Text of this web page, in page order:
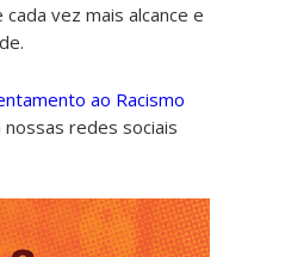
vez mais alcance e
ao Racismo
nossas redes sociais